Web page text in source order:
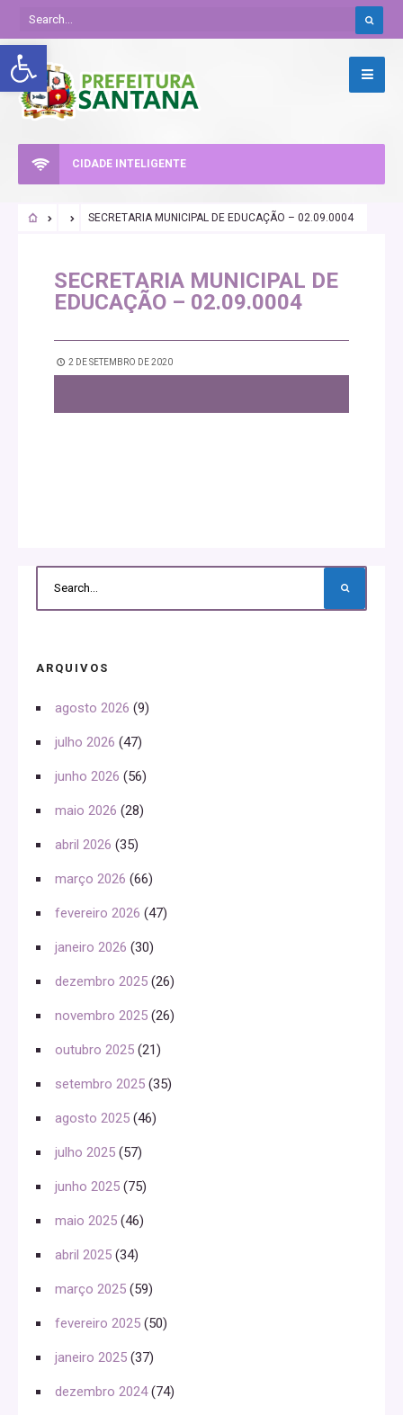
Abrir a barra de ferramentas
CIDADE INTELIGENTE
SECRETARIA MUNICIPAL DE EDUCAÇÃO – 02.09.0004
SECRETARIA MUNICIPAL DE
EDUCAÇÃO – 02.09.0004
2 DE SETEMBRO DE 2020
ARQUIVOS
agosto 2026 (9)
julho 2026 (47)
junho 2026 (56)
maio 2026 (28)
abril 2026 (35)
março 2026 (66)
fevereiro 2026 (47)
janeiro 2026 (30)
dezembro 2025 (26)
novembro 2025 (26)
outubro 2025 (21)
setembro 2025 (35)
agosto 2025 (46)
julho 2025 (57)
junho 2025 (75)
maio 2025 (46)
abril 2025 (34)
março 2025 (59)
fevereiro 2025 (50)
janeiro 2025 (37)
dezembro 2024(74)